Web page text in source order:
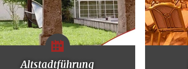
Altstadtführung